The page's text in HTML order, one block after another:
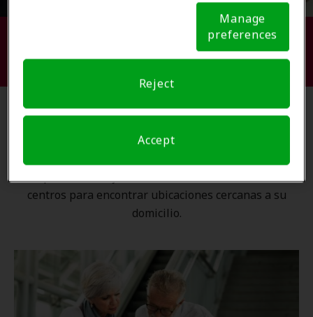
Notice (link here below). If you are using an opt-out
preference signal, we will honor that signal. Cookie
Manage
preferences
Reject
Accept
Busque su centro de atención
auditiva.
Gracias a nuestra
, ningún proveedor de
centros para encontrar ubicaciones cercanas a su
domicilio.